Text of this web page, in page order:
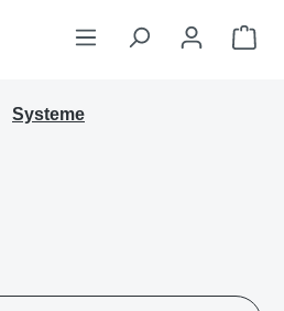
Systeme